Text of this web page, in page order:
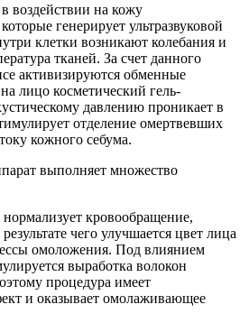
воздействии на кожу
генерирует ультразвуковой
клетки возникают колебания и
тканей. За счет данного
активизируются обменные
лицо косметический гель-
давлению проникает в
отделение омертвевших
кожного себума.
выполняет множество
нормализует кровообращение,
чего улучшается цвет лица
омоложения. Под влиянием
выработка волокон
процедура имеет
и оказывает омолаживающее